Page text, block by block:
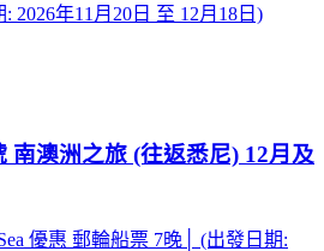
2026年11月20日 至 12月18日)
南澳洲之旅 (往返悉尼) 12月及
優惠 郵輪船票 7晚│ (出發日期: